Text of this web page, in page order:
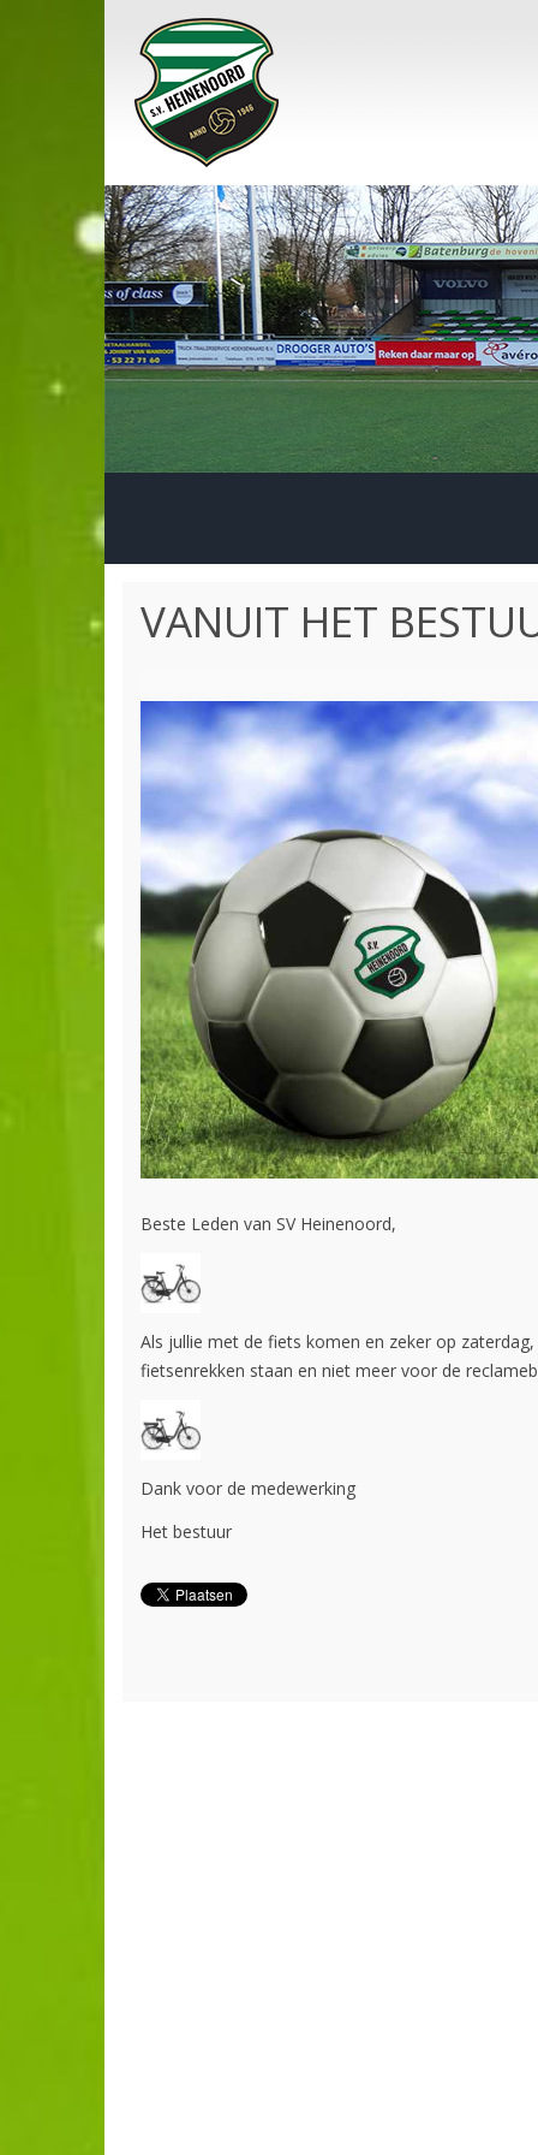
VANUIT HET
Beste Leden van SV Heinenoord,
Als jullie met de fiets komen en zeker op
fietsenrekken staan en niet meer voor de
Dank voor de medewerking
Het bestuur